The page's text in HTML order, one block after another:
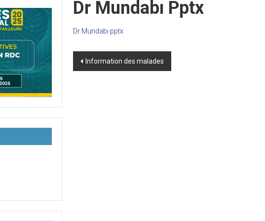
Dr Mundabı Pptx
Dr Mundabı pptx
Post
Information des malades